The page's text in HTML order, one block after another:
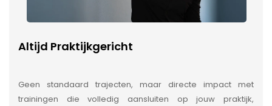
Altijd Praktijkgericht
Geen standaard trajecten, maar directe impact met
trainingen die volledig aansluiten op jouw praktijk,